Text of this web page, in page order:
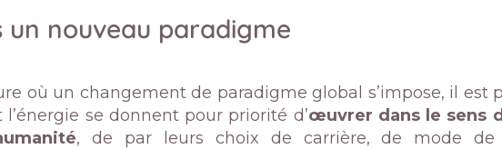
un nouveau paradigme
où un changement de paradigme global s’impose, il est
l’énergie se donnent pour priorité d’œuvrer dans le sens
, de par leurs choix de carrière, de mode de